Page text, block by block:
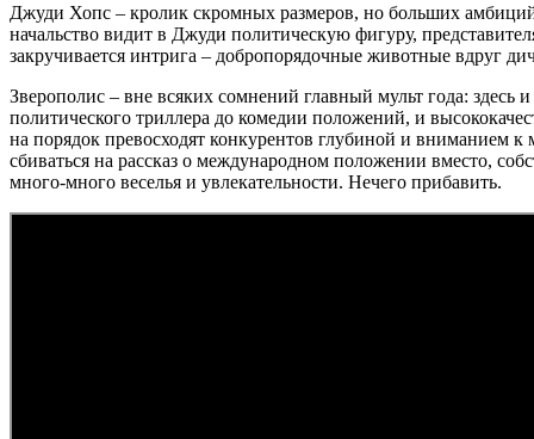
Джуди Хопс – кролик скромных размеров, но больших
начальство видит в Джуди политическую фигуру,
закручивается интрига – добропорядочные животные вдруг
Зверополис – вне всяких сомнений главный мульт года:
политического триллера до комедии положений, и
на порядок превосходят конкурентов глубиной и вниманием к
сбиваться на рассказ о международном положении вместо,
много-много веселья и увлекательности. Нечего прибавить.